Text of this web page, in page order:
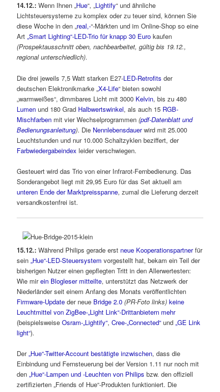
14.12.: Wenn Ihnen „Hue“, „Lightify“ und ähnliche
Lichtsteuersysteme zu komplex oder zu teuer sind, können Sie
diese Woche in den „real,-“-Märkten und im Online-Shop so eine
Art„Smart Lighting“-LED-Trio für knapp 30 Euro kaufen
(Prospektausschnitt oben, nachbearbeitet, gültig bis 19.12.,
regional unterschiedlich).
Die drei jeweils 7,5 Watt starken E27-LED-Retrofits der
deutschen Elektronikmarke „X4-Life“ bieten sowohl
„warmweißes“, dimmbares Licht mit 3000 Kelvin, bis zu 480
Lumen und 180 Grad Halbwertswinkel, als auch 15 RGB-
Mischfarben mit vier Wechselprogrammen(pdf-Datenblatt und
Bedienungsanleitung). Die Nennlebensdauerwird mit 25.000
Leuchtstunden und nur 10.000 Schaltzyklen beziffert, der
Farbwiedergabeindex leider verschwiegen.
Gesteuert wird das Trio von einer Infrarot-Fernbedienung. Das
Sonderangebot liegt mit 29,95 Euro für das Set aktuell am
unteren Ende der Marktpreisspanne, zumal die Lieferung derzeit
versandkostenfrei ist.
15.12.: Während Philips gerade erst neue Kooperationspartnerfür
sein„Hue“-LED-Steuersystem vorgestellt hat, bekam ein Teil der
bisherigen Nutzer einen gepflegten Tritt in den Allerwertesten:
Wie mirein Blogleser mitteilte, unterstützt das Netzwerk der
Niederländer seit einem Anfang des Monats veröffentlichten
Firmware-Update der neue Bridge 2.0 (PR-Foto links) keine
Leuchtmittel von ZigBee-„Light Link“-Drittanbietern mehr
(beispielsweiseOsram-„Lightify“,Cree-„Connected“ und„GE Link
light“).
Der„Hue“-Twitter-Account bestätigte inzwischen, dass die
Einbindung und Fernsteuerung bei der Version 1.11 nur noch mit
den„Hue“-Lampen und -Leuchten von Philips bzw. den offiziell
zertifizierten „Friends of Hue“-Produkten funktioniert. Die